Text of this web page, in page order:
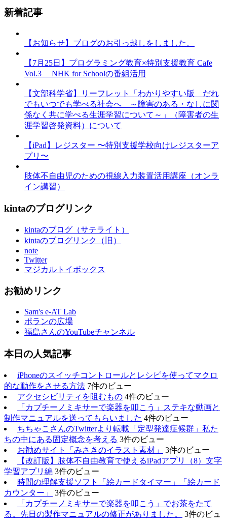
新着記事
【お知らせ】ブログのお引っ越しをしました。
【7月25日】プログラミング教育×特別支援教育 Cafe
Vol.3 NHK for Schoolの番組活用
【文部科学省】リーフレット「わかりやすい版 だれ
でもいつでも学べる社会へ ～障害のある・なしに関
係なく共に学べる生涯学習について～」（障害者の生
涯学習啓発資料）について
【iPad】レジスター 〜特別支援学校向けレジスターア
プリ〜
肢体不自由児のための視線入力装置活用講座（オンラ
イン講習）
kintaのブログリンク
kintaのブログ（サテライト）
kintaのブログリンク（旧）
note
Twitter
マジカルトイボックス
お勧めリンク
Sam's e-AT Lab
ポランの広場
福島さんのYouTubeチャンネル
本日の人気記事
iPhoneのスイッチコントロールとレシピを使ってマクロ
的な動作をさせる方法 7件のビュー
アクセシビリティを阻むもの 4件のビュー
「カプチーノミキサーで楽器を叩こう」ステキな動画と
制作マニュアルを送ってもらいました 4件のビュー
ちちゃこさんのTwitterより転載「定型発達症候群」私た
ちの中にある固定概念を考える 3件のビュー
お勧めサイト「みさきのイラスト素材」
3件のビュー
【改訂版】肢体不自由教育で使えるiPadアプリ（8）文字
学習アプリ編 3件のビュー
時間の理解支援ソフト「絵カードタイマー」「絵カード
カウンター」
3件のビュー
「カプチーノミキサーで楽器を叩こう」でお茶をたて
る。先日の製作マニュアルの修正がありました。
3件のビュ